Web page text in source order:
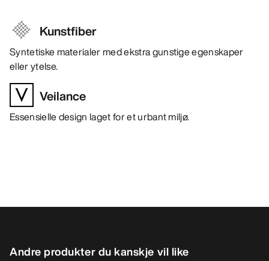
Kunstfiber
Syntetiske materialer med ekstra gunstige egenskaper
eller ytelse.
Veilance
Essensielle design laget for et urbant miljø.
Andre produkter du kanskje vil like